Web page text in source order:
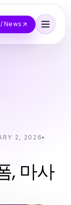
News
2, 2026
, 마사